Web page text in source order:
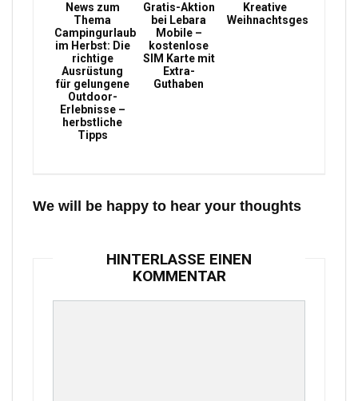
News zum
Thema
Campingurlaub
im Herbst: Die
richtige
Ausrüstung
für gelungene
Outdoor-
Erlebnisse –
herbstliche
Tipps
Gratis-Aktion
bei Lebara
Mobile –
kostenlose
SIM Karte mit
Extra-
Guthaben
Kreative
Weihnachtsgeschenke
We will be happy to hear your thoughts
HINTERLASSE EINEN
KOMMENTAR